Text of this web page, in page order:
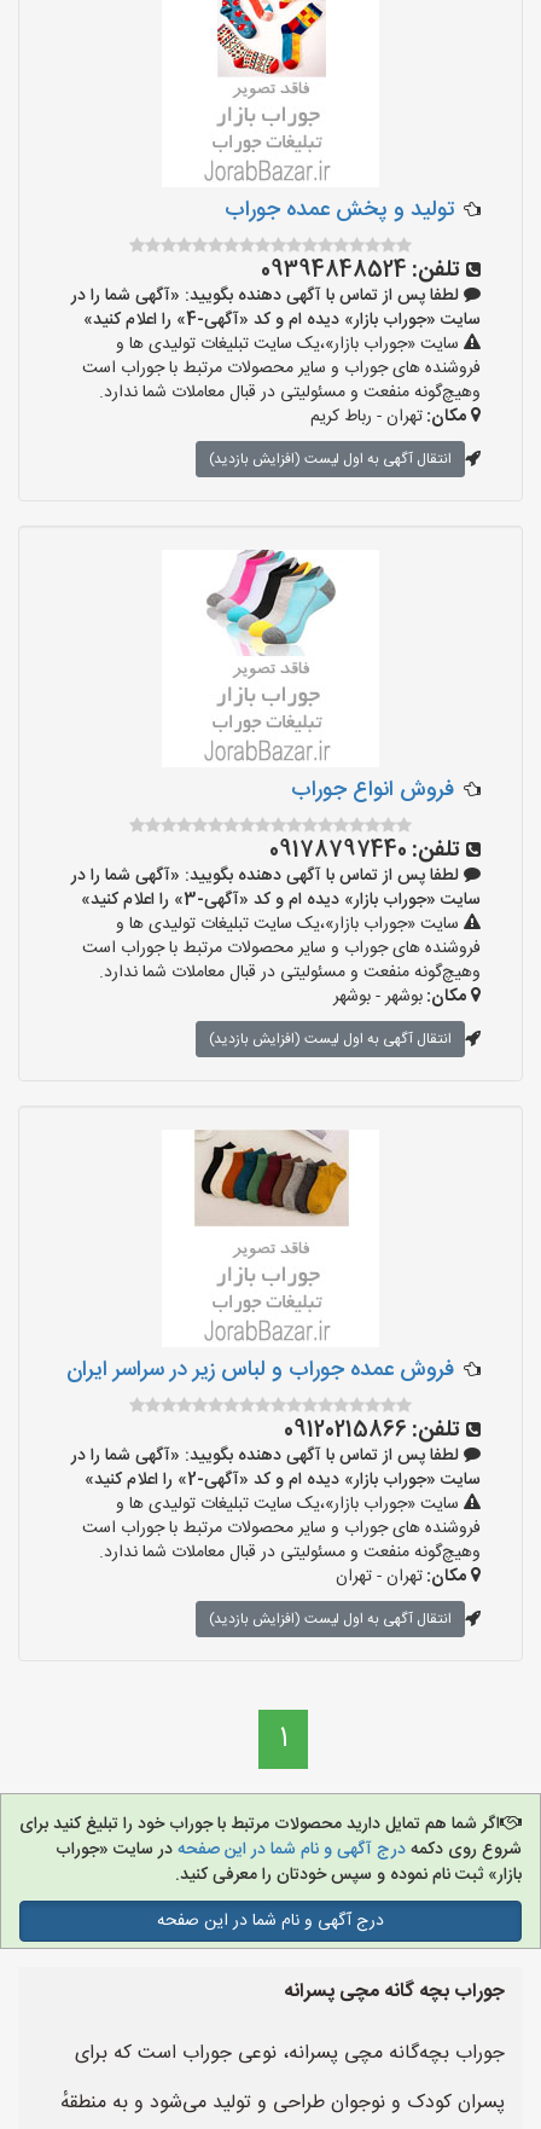
تولید و پخش عمده جوراب
تلفن: 09394848524
لطفا پس از تماس با آگهی دهنده بگویید: «آگهی شما را در
سایت «جوراب بازار» دیده ام و کد «آگهی-4» را اعلام کنید»
سایت «جوراب بازار»،یک سایت تبلیغات تولیدی ها و
فروشنده های جوراب و سایر محصولات مرتبط با جوراب است
وهیچ‌گونه منفعت و مسئولیتی در قبال معاملات شما ندارد.
مکان:تهران - رباط کریم
انتقال آگهی به اول لیست (افزایش بازدید)
فروش انواع جوراب
تلفن: 09178797440
لطفا پس از تماس با آگهی دهنده بگویید: «آگهی شما را در
سایت «جوراب بازار» دیده ام و کد «آگهی-3» را اعلام کنید»
سایت «جوراب بازار»،یک سایت تبلیغات تولیدی ها و
فروشنده های جوراب و سایر محصولات مرتبط با جوراب است
وهیچ‌گونه منفعت و مسئولیتی در قبال معاملات شما ندارد.
مکان:بوشهر - بوشهر
انتقال آگهی به اول لیست (افزایش بازدید)
فروش عمده جوراب و لباس زیر در سراسر ایران
تلفن: 09120215866
لطفا پس از تماس با آگهی دهنده بگویید: «آگهی شما را در
سایت «جوراب بازار» دیده ام و کد «آگهی-2» را اعلام کنید»
سایت «جوراب بازار»،یک سایت تبلیغات تولیدی ها و
فروشنده های جوراب و سایر محصولات مرتبط با جوراب است
وهیچ‌گونه منفعت و مسئولیتی در قبال معاملات شما ندارد.
مکان:تهران - تهران
انتقال آگهی به اول لیست (افزایش بازدید)
1
اگر شما هم تمایل دارید محصولات مرتبط با جوراب خود را تبلیغ کنید برای
شروع روی دکمهدرج آگهی و نام شما در این صفحهدر سایت «جوراب
بازار» ثبت نام نموده و سپس خودتان را معرفی کنید.
درج آگهی و نام شما در این صفحه
جوراب بچه گانه مچی پسرانه
جوراب بچه‌گانه مچی پسرانه، نوعی جوراب است که برای
پسران کودک و نوجوان طراحی و تولید می‌شود و به منطقهٔ